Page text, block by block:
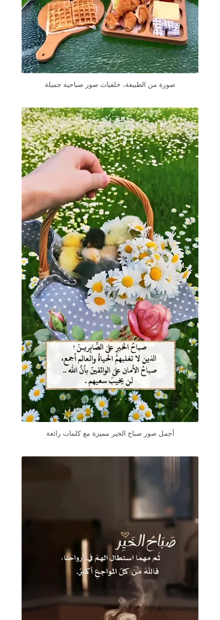
صورة من الطبيعة، خلفيات صور صباحية جميلة
أجمل صور صباح الخير مميزة مع كلمات رائعة